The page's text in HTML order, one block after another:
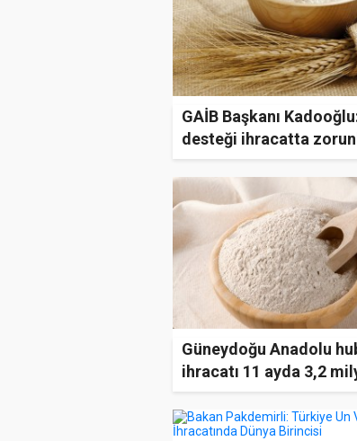
GAİB Başkanı
desteği ihracatta
Güneydoğu Anadolu
ihracatı 11 ayda 3,2